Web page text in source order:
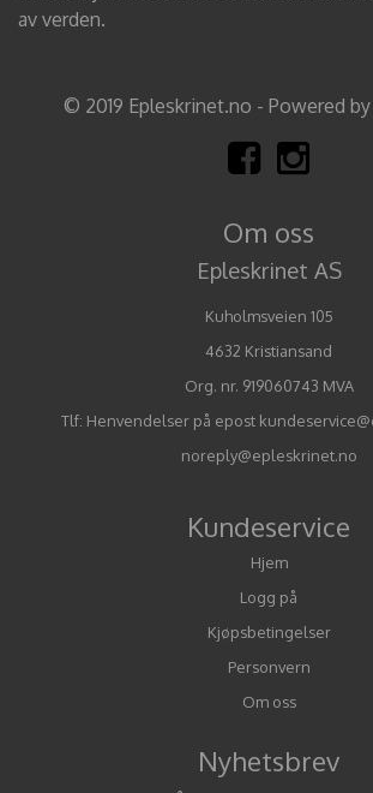
av verden.
© 2019 Epleskrinet.no - Powered
Om oss
Epleskrinet AS
Kuholmsveien 105
4632 Kristiansand
Org. nr. 919060743 MVA
Tlf: Henvendelser på epost
noreply@epleskrinet.no
Kundeservice
Hjem
Logg på
Kjøpsbetingelser
Personvern
Om oss
Nyhetsbrev